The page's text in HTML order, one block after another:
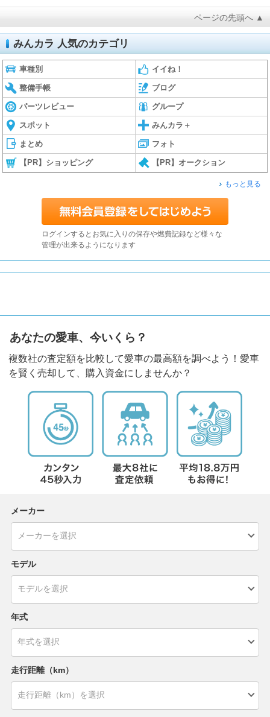
ページの先頭へ ▲
みんカラ 人気のカテゴリ
車種別 イイね！
整備手帳 ブログ
パーツレビュー グループ
スポット みんカラ＋
まとめ フォト
【PR】ショッピング 【PR】オークション
もっと見る
ログインするとお気に入りの保存や燃費記録など様々な
管理が出来るようになります
あなたの愛車、今いくら？
複数社の査定額を比較して愛車の最高額を調べよう！愛車
を賢く売却して、購入資金にしませんか？
メーカー
モデル
年式
走行距離（km）